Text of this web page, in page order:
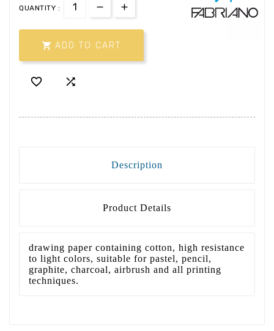
QUANTITY :
 ADD TO CART
 
Description
Product Details
drawing paper containing cotton, high resistance
to light colors, suitable for pastel, pencil,
graphite, charcoal, airbrush and all printing
techniques.